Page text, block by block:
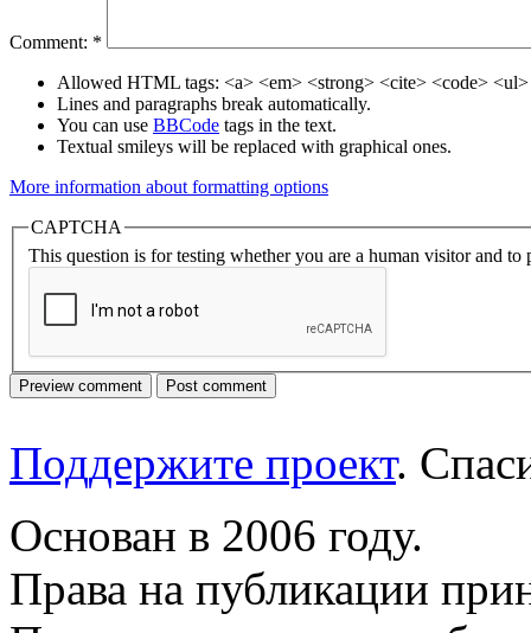
Comment: *
Allowed HTML tags: <a> <em> <strong> <cite> <code>
Lines and paragraphs break automatically.
You can use BBCode tags in the text.
Textual smileys will be replaced with graphical ones.
More information about formatting options
CAPTCHA
This question is for testing whether you are a human visitor and to
Поддержите проект.
Основан в 2006 году.
Права на публикации